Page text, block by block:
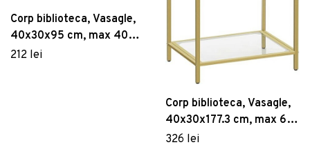
Corp biblioteca, Vasagle,
40x30x95 cm, max 40
kg, otel/sticla temperata,
212 lei
Corp biblioteca, Vasagle,
40x30x177.3 cm, max 60
kg, otel/sticla temperata,
326 lei